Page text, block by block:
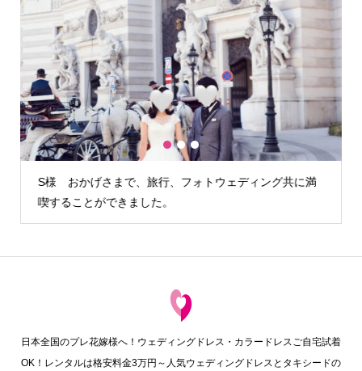
H様 カメラマンさんが雨の降らない時間を見計らって外
でも写真を撮る…
1 2 3
日本全国のプレ花嫁様へ！ウェディングドレス・カラードレスご自宅試着
OK！レンタルは格安料金3万円～人気ウェディングドレスとタキシードの